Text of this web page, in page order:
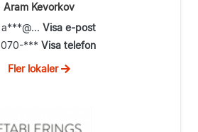
Aram Kevorkov
a***@... Visa e-post
070-*** Visa telefon
Fler lokaler